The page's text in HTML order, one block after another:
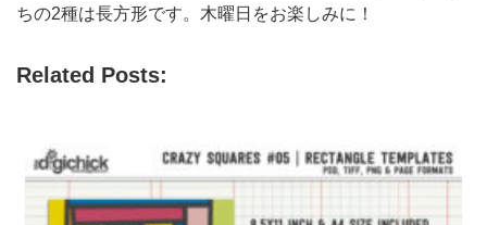
ちの2種は長方形です。木曜日をお楽しみに！
Related Posts: